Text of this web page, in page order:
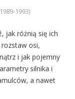
1993)
jak różnią się ich
osi,
i jak pojemny
silnika i
a nawet